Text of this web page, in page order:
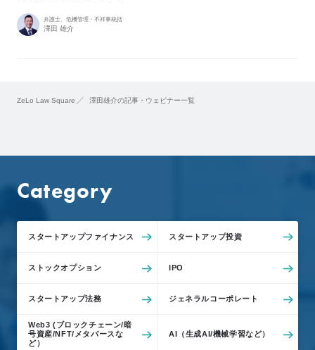
弁護士、危機管理・不祥事統括
澤田 雄介
ZeLo Law Square 澤田雄介の記事・ウェビナー一覧
Category
スタートアップファイナンス スタートアップ投資
ストックオプション IPO
スタートアップ法務 ジェネラルコーポレート
Web3 (ブロックチェーン/暗
号資産/NFT/メタバースな
ど）
AI（生成AI/機械学習など）